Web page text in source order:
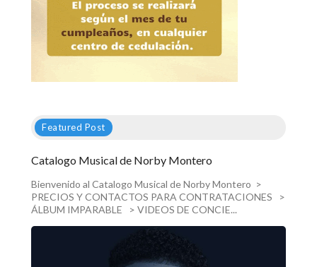
Featured Post
Catalogo Musical de Norby Montero
Bienvenido al Catalogo Musical de Norby Montero >
PRECIOS Y CONTACTOS PARA CONTRATACIONES >
ÁLBUM IMPARABLE > VIDEOS DE CONCIE...